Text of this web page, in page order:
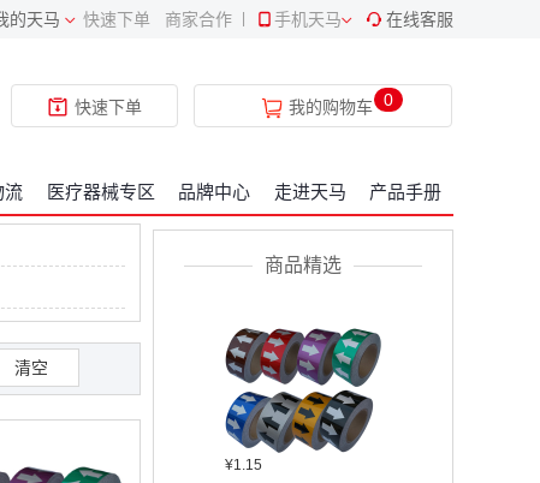
在线客服
手机天马
商家合作
快速下单
的天马
快速下单 我的购物车 0
流 医疗器械专区 品牌中心 走进天马 产品手册
清空
商品精选
¥2304.22
¥1.15